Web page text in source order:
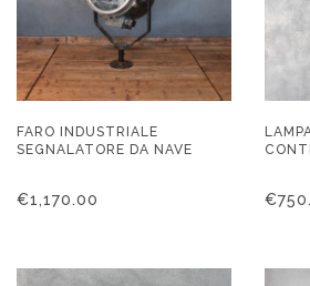
FARO INDUSTRIALE
SEGNALATORE DA NAVE
€1,170.00 €